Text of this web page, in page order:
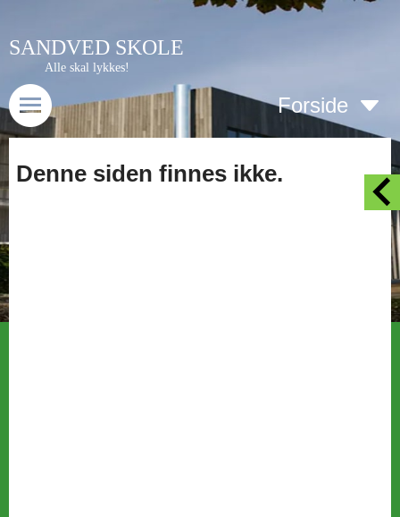
SANDVED SKOLE
Alle skal lykkes!
Forside
Denne siden finnes ikke.